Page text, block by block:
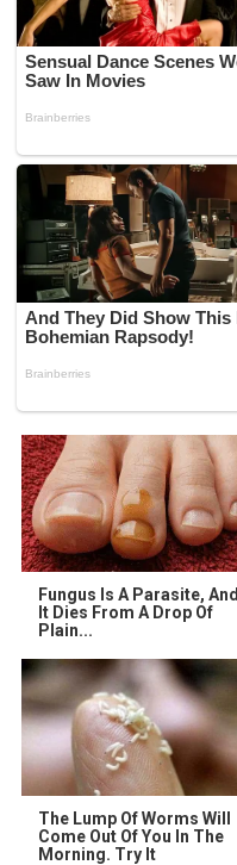
Fungus Is A Parasite, And
It Dies From A Drop Of
Plain...
The Lump Of Worms Will
Come Out Of You In The
Morning. Try It